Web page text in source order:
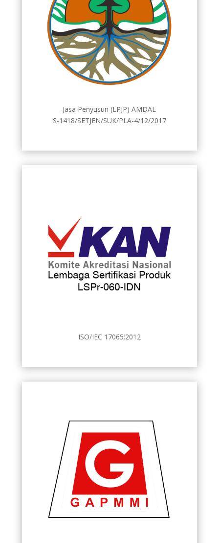
Jasa Penyusun (LPJP) AMDAL
S-1418/SETJEN/SUK/PLA-4/12/2017
ISO/IEC 17065:2012